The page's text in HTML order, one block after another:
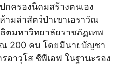
ครองนิคมสร้างตนเอง
มล่าสัตว์ป่าเขาเอราวัณ
ตมหาวิทยาลัยราชภัฏเทพ
200 คน โดยมีนายบัญชา
อาวุโส ซีพีเอฟ ในฐานะรอง